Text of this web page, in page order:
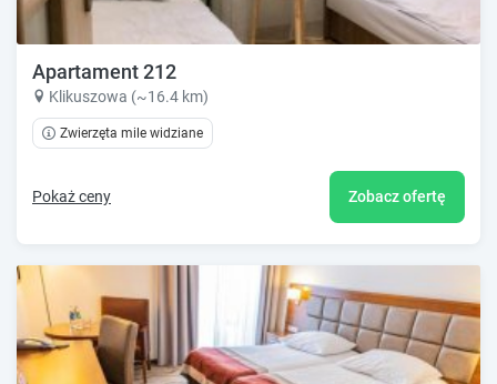
Apartament 212
Klikuszowa (~16.4 km)
Zwierzęta mile widziane
Pokaż ceny Zobacz ofertę